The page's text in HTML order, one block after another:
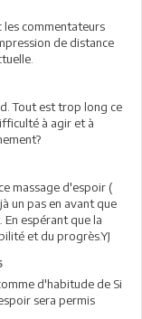
les commentateurs
de distance
Tout est trop long ce
à agir et à
massage d'espoir (
un pas en avant que
espérant que la
et du progrès.YJ
d'habitude de Si
sera permis